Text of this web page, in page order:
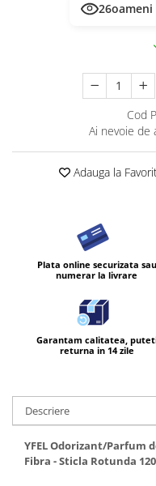
26oameni
Cod
Ai nevoie de
Adauga la
Plata online securizata sau
numerar la livrare
Garantam calitatea,
returna in 14 zile
Descriere
YFEL Odorizant/Parfum
Fibra - Sticla Rotunda